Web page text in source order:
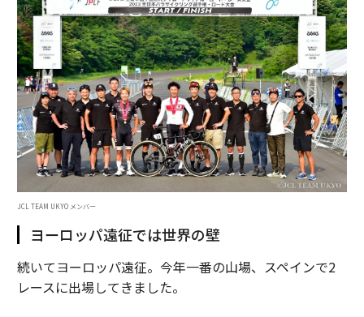
JCL TEAM UKYO メンバー
ヨーロッパ遠征では世界の壁
続いてヨーロッパ遠征。今年一番の山場、スペインで2
レースに出場してきました。